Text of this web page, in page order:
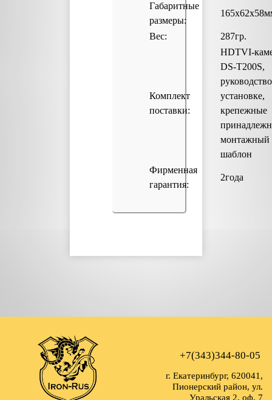
Габаритные
размеры:
Вес: 287гр.
Комплект
поставки:
HDTVI-
DS-T200S,
установке,
крепежные
монтажный
шаблон
Фирменная
гарантия:
2года
+7(343)344-80-05
г. Екатеринбург, 620041,
Пионерский район, ул.
Уральская 2, оф. 7